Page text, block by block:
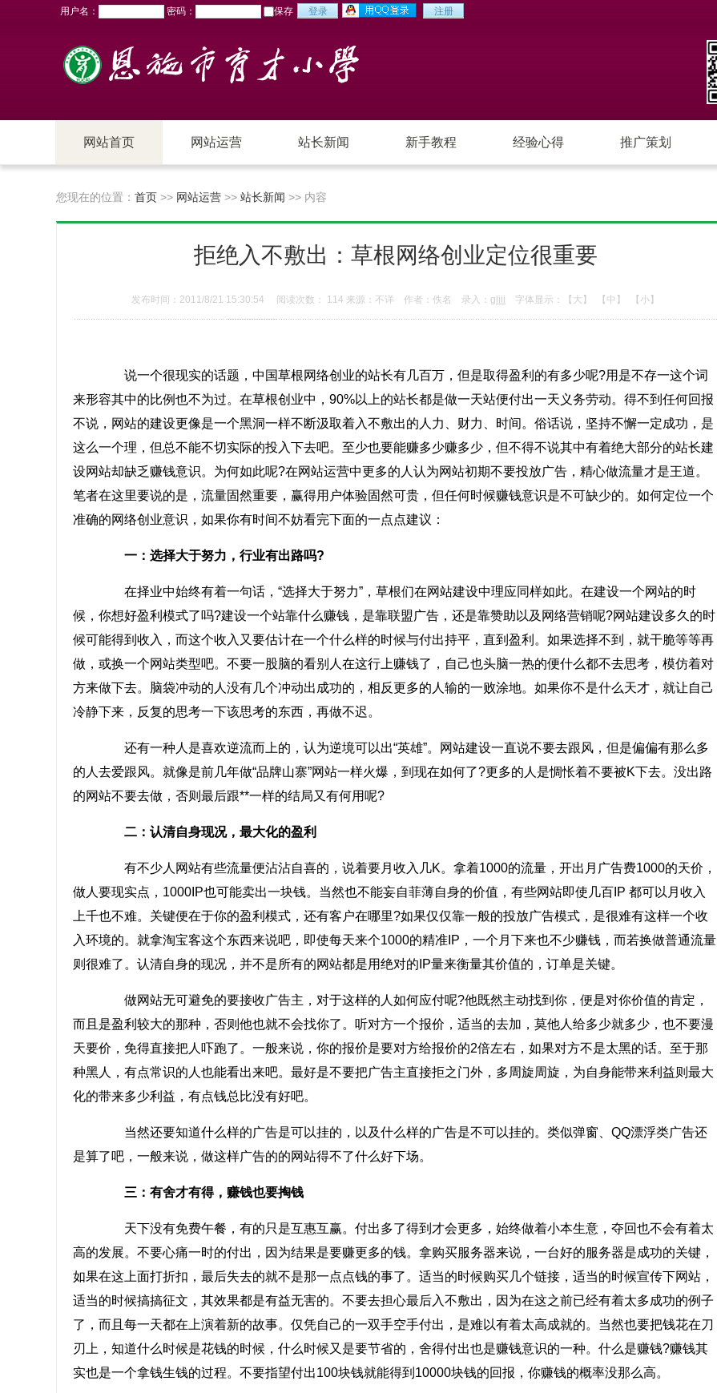
用户名： 密码： 保存
网站首页 网站运营
经验心得 访谈
推广策划 搜索&SEO
站长新闻 新手教程 经验心得 推广策划
您现在的位置： 首页 >> 网站运营 >> 站长新闻 >> 内容
拒绝入不敷出：草根网络创业定位很重要
发布时间：2011/8/21 15:30:54 阅读次数： 114 来源：不详 作者：佚名 录入： gliii 字体显示： 【大】 【中】 【小】
说一个很现实的话题，中国草根网络创业的站长有几百万，但是取得盈利的有多少呢?用是不存一这个词
来形容其中的比例也不为过。在草根创业中，90%以上的站长都是做一天站便付出一天义务劳动。得不到任何回报
不说，网站的建设更像是一个黑洞一样不断汲取着入不敷出的人力、财力、时间。俗话说，坚持不懈一定成功，是
这么一个理，但总不能不切实际的投入下去吧。至少也要能赚多少赚多少，但不得不说其中有着绝大部分的站长建
设网站却缺乏赚钱意识。为何如此呢?在网站运营中更多的人认为网站初期不要投放广告，精心做流量才是王道。
笔者在这里要说的是，流量固然重要，赢得用户体验固然可贵，但任何时候赚钱意识是不可缺少的。如何定位一个
准确的网络创业意识，如果你有时间不妨看完下面的一点点建议：
一：选择大于努力，行业有出路吗?
在择业中始终有着一句话，“选择大于努力”，草根们在网站建设中理应同样如此。在建设一个网站的时
候，你想好盈利模式了吗?建设一个站靠什么赚钱，是靠联盟广告，还是靠赞助以及网络营销呢?网站建设多久的时
候可能得到收入，而这个收入又要估计在一个什么样的时候与付出持平，直到盈利。如果选择不到，就干脆等等再
做，或换一个网站类型吧。不要一股脑的看别人在这行上赚钱了，自己也头脑一热的便什么都不去思考，模仿着对
方来做下去。脑袋冲动的人没有几个冲动出成功的，相反更多的人输的一败涂地。如果你不是什么天才，就让自己
冷静下来，反复的思考一下该思考的东西，再做不迟。
还有一种人是喜欢逆流而上的，认为逆境可以出“英雄”。网站建设一直说不要去跟风，但是偏偏有那么多
的人去爱跟风。就像是前几年做“品牌山寨”网站一样火爆，到现在如何了?更多的人是惆怅着不要被K下去。没出路
的网站不要去做，否则最后跟**一样的结局又有何用呢?
二：认清自身现况，最大化的盈利
有不少人网站有些流量便沾沾自喜的，说着要月收入几K。拿着1000的流量，开出月广告费1000的天价，
做人要现实点，1000IP也可能卖出一块钱。当然也不能妄自菲薄自身的价值，有些网站即使几百IP 都可以月收入
上千也不难。关键便在于你的盈利模式，还有客户在哪里?如果仅仅靠一般的投放广告模式，是很难有这样一个收
入环境的。就拿淘宝客这个东西来说吧，即使每天来个1000的精准IP，一个月下来也不少赚钱，而若换做普通流量
则很难了。认清自身的现况，并不是所有的网站都是用绝对的IP量来衡量其价值的，订单是关键。
做网站无可避免的要接收广告主，对于这样的人如何应付呢?他既然主动找到你，便是对你价值的肯定，
而且是盈利较大的那种，否则他也就不会找你了。听对方一个报价，适当的去加，莫他人给多少就多少，也不要漫
天要价，免得直接把人吓跑了。一般来说，你的报价是要对方给报价的2倍左右，如果对方不是太黑的话。至于那
种黑人，有点常识的人也能看出来吧。最好是不要把广告主直接拒之门外，多周旋周旋，为自身能带来利益则最大
化的带来多少利益，有点钱总比没有好吧。
当然还要知道什么样的广告是可以挂的，以及什么样的广告是不可以挂的。类似弹窗、QQ漂浮类广告还
是算了吧，一般来说，做这样广告的的网站得不了什么好下场。
三：有舍才有得，赚钱也要掏钱
天下没有免费午餐，有的只是互惠互赢。付出多了得到才会更多，始终做着小本生意，夺回也不会有着太
高的发展。不要心痛一时的付出，因为结果是要赚更多的钱。拿购买服务器来说，一台好的服务器是成功的关键，
如果在这上面打折扣，最后失去的就不是那一点点钱的事了。适当的时候购买几个链接，适当的时候宣传下网站，
适当的时候搞搞征文，其效果都是有益无害的。不要去担心最后入不敷出，因为在这之前已经有着太多成功的例子
了，而且每一天都在上演着新的故事。仅凭自己的一双手空手付出，是难以有着太高成就的。当然也要把钱花在刀
刃上，知道什么时候是花钱的时候，什么时候又是要节省的，舍得付出也是赚钱意识的一种。什么是赚钱?赚钱其
实也是一个拿钱生钱的过程。不要指望付出100块钱就能得到10000块钱的回报，你赚钱的概率没那么高。